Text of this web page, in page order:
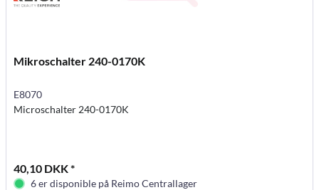
Mikroschalter 240-0170K
E8070
Microschalter 240-0170K
40,10 DKK *
6 er disponible på Reimo Centrallager